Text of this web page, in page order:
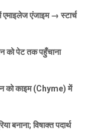
एमाइलेज एंजाइम→स्टार्च
को पेट तक पहुँचाना
को काइम (Chyme)में
बनाना;विषाक्त पदार्थ